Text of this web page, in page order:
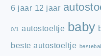
6 jaar 12 jaar
0/1 autostoeltje baby
beste autostoeltje